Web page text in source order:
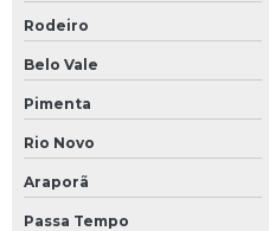
Rodeiro
Belo Vale
Pimenta
Rio Novo
Araporã
Passa Tempo